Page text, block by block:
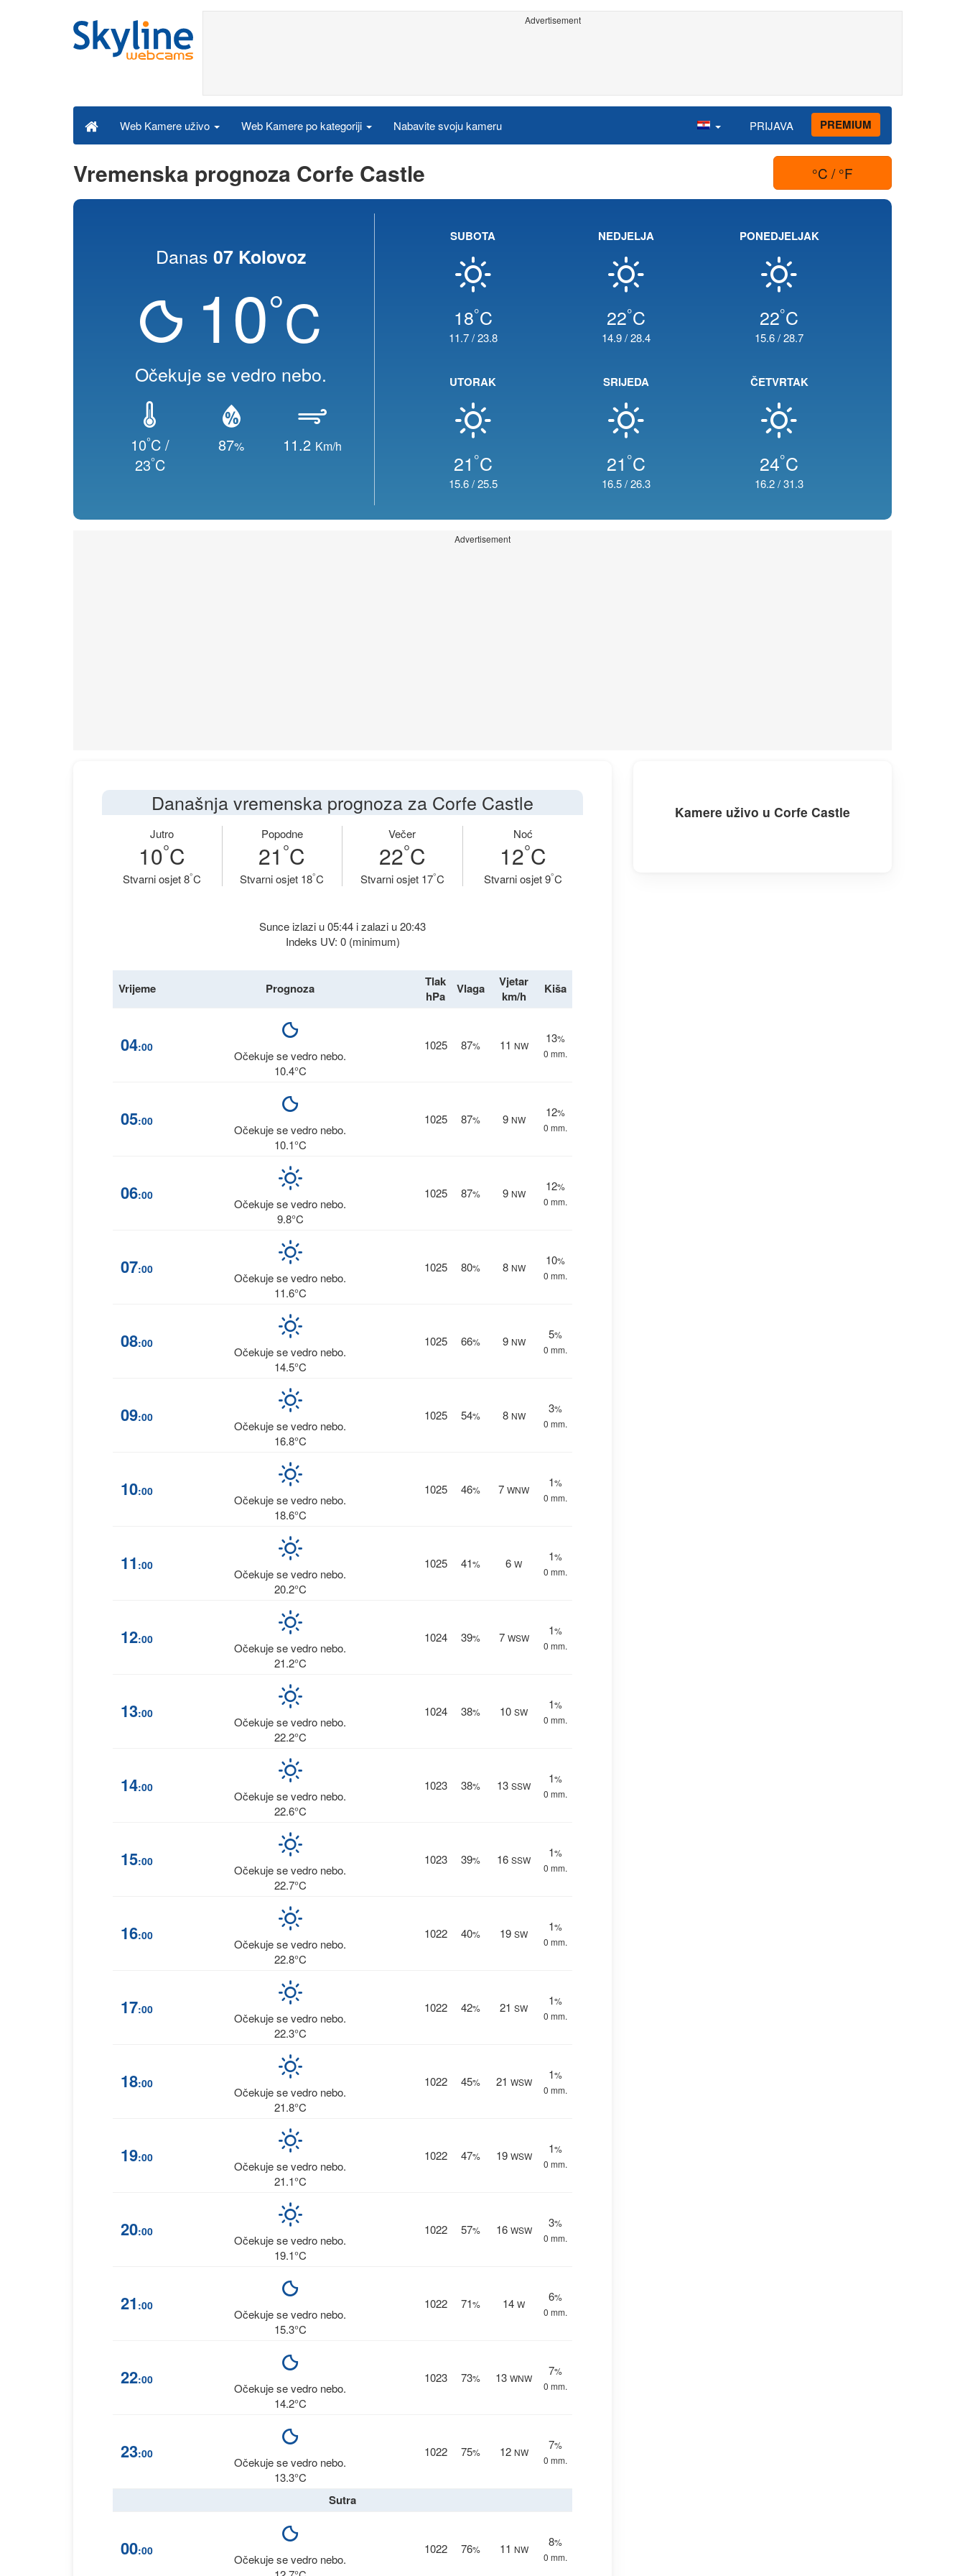
Advertisement
Web Kamere uživo Web Kamere po kategoriji Nabavite svoju kameru PRIJAVA PREMIUM
Vremenska prognoza Corfe Castle °C / °F
Danas 07 Kolovoz
10°C
Očekuje se vedro nebo.
10°C /
23°C
87% 11.2 Km/h
SUBOTA
18°C
11.7/23.8
NEDJELJA
22°C
14.9/28.4
PONEDJELJAK
22°C
15.6/28.7
UTORAK
21 °C
15.6/25.5
SRIJEDA
21 °C
16.5/26.3
ČETVRTAK
24°C
16.2/31.3
Advertisement
Današnja vremenska prognoza za Corfe Castle
Jutro
10°C
Stvarni osjet 8°C
Popodne
21 °C
Stvarni osjet 18°C
Večer
22°C
Stvarni osjet 17°C
Noć
12°C
Stvarni osjet 9°C
Sunce izlazi u 05:44 i zalazi u 20:43
Indeks UV: 0 (minimum)
Vrijeme Prognoza
Tlak
hPa
Vlaga
Vjetar
km/h
Kiša
04:00
Očekuje se vedro nebo.
10.4°C
1025 87% 11 NW
13%
0 mm.
05:00
Očekuje se vedro nebo.
10.1°C
1025 87% 9 NW
12%
0 mm.
06:00
Očekuje se vedro nebo.
9.8°C
1025 87% 9 NW
12%
0 mm.
07:00
Očekuje se vedro nebo.
11.6°C
1025 80% 8 NW
10%
0 mm.
08:00
Očekuje se vedro nebo.
14.5°C
1025 66% 9 NW
5%
0 mm.
09:00
Očekuje se vedro nebo.
16.8°C
1025 54% 8 NW
3%
0 mm.
10:00
Očekuje se vedro nebo.
18.6°C
1025 46% 7 WNW
1%
0 mm.
11 :00
Očekuje se vedro nebo.
20.2°C
1025 41% 6 W
1%
0 mm.
12:00
Očekuje se vedro nebo.
21.2°C
1024 39% 7 WSW
1%
0 mm.
13:00
Očekuje se vedro nebo.
22.2°C
1024 38% 10 SW
1%
0 mm.
14:00
Očekuje se vedro nebo.
22.6°C
1023 38% 13 SSW
1%
0 mm.
15:00
Očekuje se vedro nebo.
22.7°C
1023 39% 16 SSW
1%
0 mm.
16:00
Očekuje se vedro nebo.
22.8°C
1022 40% 19 SW
1%
0 mm.
17:00
Očekuje se vedro nebo.
22.3°C
1022 42% 21 SW
1%
0 mm.
18:00
Očekuje se vedro nebo.
21.8°C
1022 45% 21 WSW
1%
0 mm.
19:00
Očekuje se vedro nebo.
21.1°C
1022 47% 19 WSW
1%
0 mm.
20:00
Očekuje se vedro nebo.
19.1°C
1022 57% 16 WSW
3%
0 mm.
21 :00
Očekuje se vedro nebo.
15.3°C
1022 71% 14 W
6%
0 mm.
22:00
Očekuje se vedro nebo.
14.2°C
1023 73% 13 WNW
7%
0 mm.
23:00
Očekuje se vedro nebo.
13.3°C
1022 75% 12 NW
7%
0 mm.
Sutra
00:00
Očekuje se vedro nebo.
1022 76% 11 NW
8%
0 mm.
Kamere uživo u Corfe Castle